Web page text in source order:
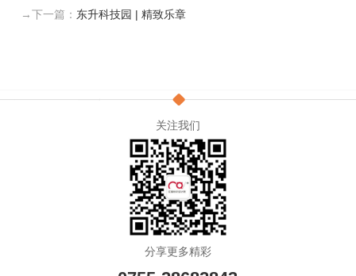
→下一篇： 东升科技园 | 精致乐章
关注我们
分享更多精彩